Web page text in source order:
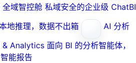
全域智控舱 私域安全的企业级 ChatBI
地推理，数据不出箱
AI 分析
& Analytics 面向 BI 的分析智能体，
能报告